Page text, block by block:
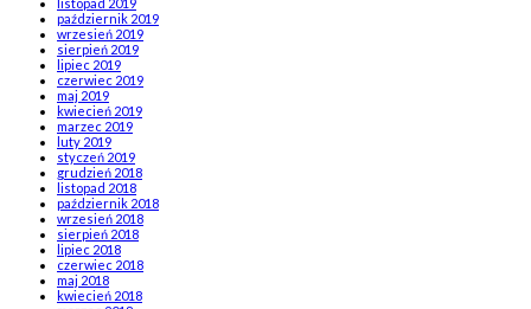
październik 2019
wrzesień 2019
sierpień 2019
lipiec 2019
czerwiec 2019
maj 2019
kwiecień 2019
marzec 2019
luty 2019
styczeń 2019
grudzień 2018
listopad 2018
październik 2018
wrzesień 2018
sierpień 2018
lipiec 2018
czerwiec 2018
maj 2018
kwiecień 2018